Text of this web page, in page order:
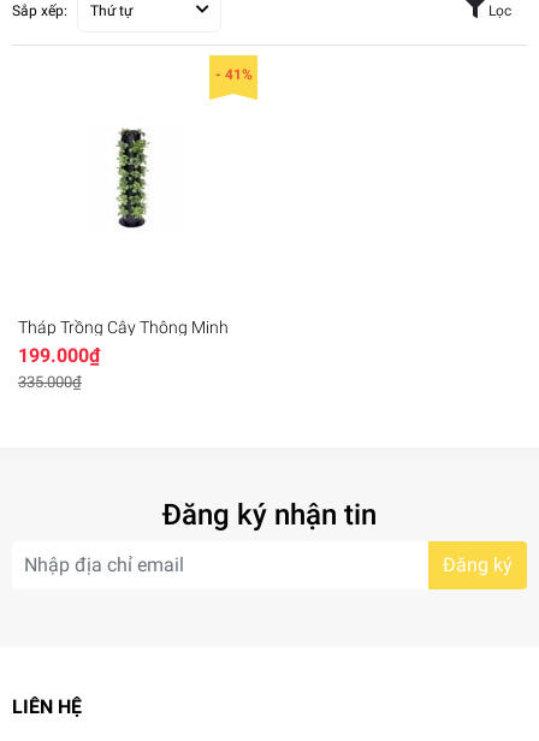
Sắp xếp: Thứ tự Lọc
- 41%
Tháp Trồng Cây Thông Minh
199.000₫
335.000₫
Đăng ký nhận tin
Đăng ký
LIÊN HỆ